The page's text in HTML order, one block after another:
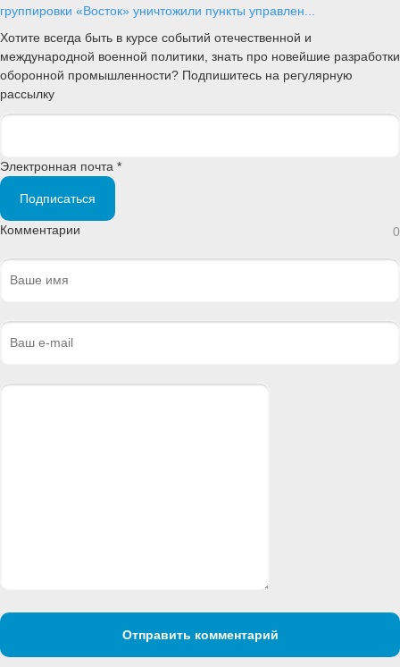
группировки «Восток» уничтожили пункты управлен...
Хотите всегда быть в курсе событий отечественной и
международной военной политики, знать про новейшие разработки
оборонной промышленности? Подпишитесь на регулярную
рассылку
Электронная почта *
Подписаться
Комментарии 0
Отправить комментарий